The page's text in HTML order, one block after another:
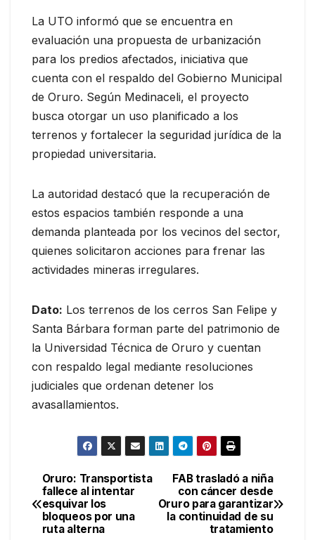
La UTO informó que se encuentra en
evaluación una propuesta de urbanización
para los predios afectados, iniciativa que
cuenta con el respaldo del Gobierno Municipal
de Oruro. Según Medinaceli, el proyecto
busca otorgar un uso planificado a los
terrenos y fortalecer la seguridad jurídica de la
propiedad universitaria.
La autoridad destacó que la recuperación de
estos espacios también responde a una
demanda planteada por los vecinos del sector,
quienes solicitaron acciones para frenar las
actividades mineras irregulares.
Dato: Los terrenos de los cerros San Felipe y
Santa Bárbara forman parte del patrimonio de
la Universidad Técnica de Oruro y cuentan
con respaldo legal mediante resoluciones
judiciales que ordenan detener los
avasallamientos.
Navegación
de
FAB trasladó a niña
con cáncer desde
Oruro para garantizar
la continuidad de su
tratamiento
Oruro: Transportista
fallece al intentar
esquivar los
bloqueos por una
ruta alterna